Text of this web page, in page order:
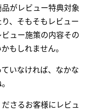
がレビュー特典対象
、そもそもレビュー
ュー施策の内容その
もしれません。
いなければ、なかな
さるお客様にレビュ